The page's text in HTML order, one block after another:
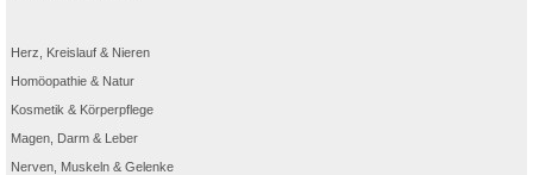
Herz, Kreislauf & Nieren
Homöopathie & Natur
Kosmetik & Körperpflege
Magen, Darm & Leber
Nerven, Muskeln & Gelenke